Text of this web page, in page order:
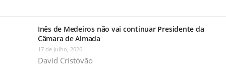
Inês de Medeiros não vai continuar Presidente da
Câmara de Almada
17 de Julho, 2026
David Cristóvão